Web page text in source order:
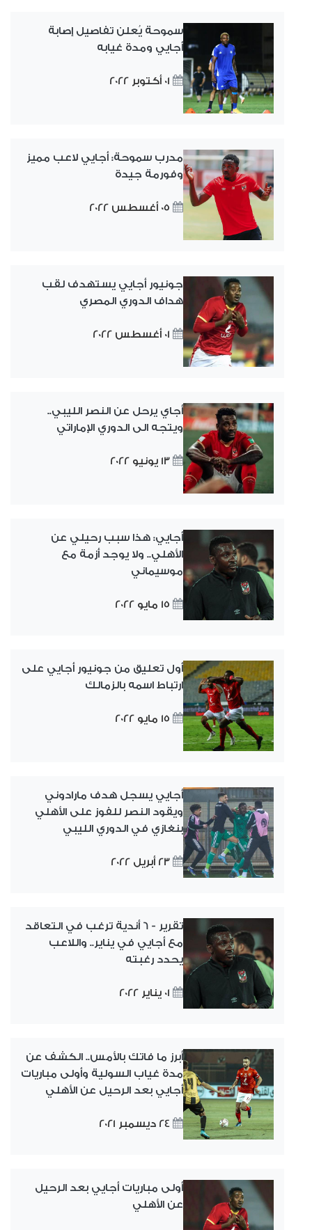
سموحة يُعلن تفاصيل إصابة
أجايي ومدة غيابه
01 أكتوبر 2022
مدرب سموحة: أجايي لاعب مميز
وفورمة جيدة
05 أغسطس 2022
جونيور أجايي يستهدف لقب
هداف الدوري المصري
01 أغسطس 2022
أجاي يرحل عن النصر الليبي..
ويتجه الى الدوري الإماراتي
13 يونيو 2022
أجايي: هذا سبب رحيلي عن
الأهلي.. ولا يوجد أزمة مع
موسيماني
15 مايو 2022
أول تعليق من جونيور أجايي على
ارتباط اسمه بالزمالك
15 مايو 2022
أجايي يسجل هدف مارادوني
ويقود النصر للفوز على الأهلي
بنغازي في الدوري الليبي
23 أبريل 2022
تقرير - 6 أندية ترغب في التعاقد
مع أجايي في يناير.. واللاعب
يحدد رغبته
01 يناير 2022
أبرز ما فاتك بالأمس.. الكشف عن
مدة غياب السولية وأولى مباريات
أجايي بعد الرحيل عن الأهلي
24 ديسمبر 2021
أولى مباريات أجايي بعد الرحيل
عن الأهلي